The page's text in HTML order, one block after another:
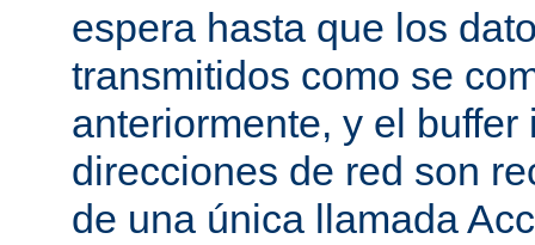
espera hasta que los
transmitidos como se
anteriormente, y el
direcciones de red son
de una única llamada